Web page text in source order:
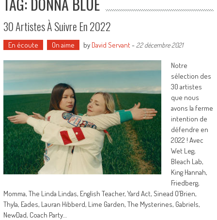
30 Artistes À Suivre En 2022
En écoute On aime by David Servant- 22 décembre 2021
Notre
sélection des
30 artistes
que nous
avons la ferme
intention de
défendre en
2022 ! Avec
Wet Leg,
Bleach Lab,
King Hannah,
Friedberg,
Momma, The Linda Lindas, English Teacher, Yard Act, Sinead O’Brien,
Thyla, Eades, Lauran Hibberd, Lime Garden, The Mysterines, Gabriels,
NewDad, Coach Party…